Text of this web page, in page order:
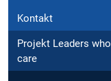
Kontakt
Projekt Leaders who
care